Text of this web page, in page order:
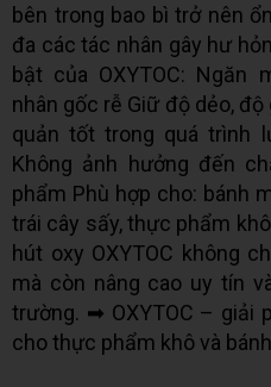
bên trong bao bì trở nên
đa các tác nhân gây hư
bật của OXYTOC:
nhân gốc rễ Giữ độ dẻo,
quản tốt trong quá trình
Không ảnh hưởng đến
phẩm Phù hợp cho: bánh
trái cây sấy, thực phẩm
hút oxy OXYTOC không
mà còn nâng cao uy tín
trường. ➡ OXYTOC – giải
cho thực phẩm khô và